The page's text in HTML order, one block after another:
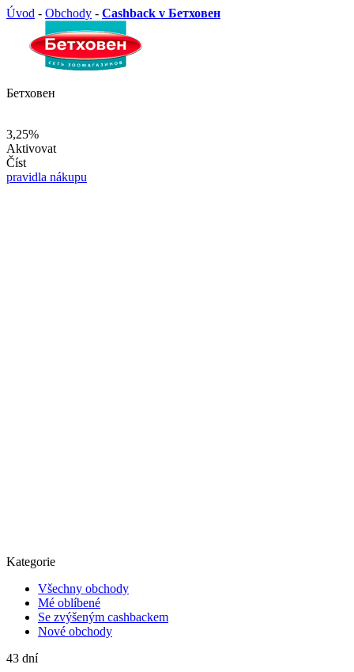
Úvod - Obchody - Cashback v Бетховен
Бетховен
3,25%
Aktivovat
Číst
pravidla nákupu
Kategorie
Všechny obchody
Mé oblíbené
Se zvýšeným cashbackem
Nové obchody
43 dní